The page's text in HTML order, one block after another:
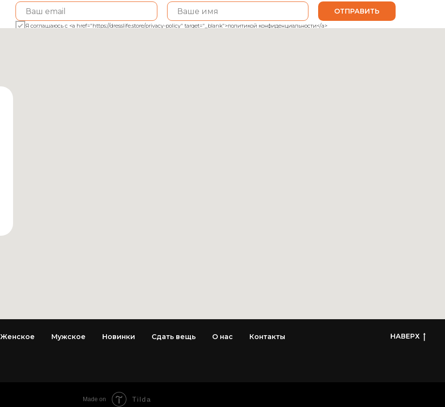
Я соглашаюсь с <a href="https://dresslife.store/privacy-policy" target="_blank">политикой конфиденциальности</a>
ОТПРАВИТЬ
Женское Мужское Новинки Сдать вещь О нас Контакты НАВЕРХ
Made on Tilda